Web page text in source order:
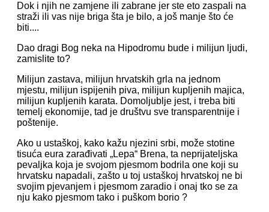
Dok i njih ne zamjene ili zabrane jer ste eto zaspali na
straži ili vas nije briga šta je bilo, a još manje što će
biti....
Dao dragi Bog neka na Hipodromu bude i milijun ljudi,
zamislite to?
Milijun zastava, milijun hrvatskih grla na jednom
mjestu, milijun ispijenih piva, milijun kupljenih majica,
milijun kupljenih karata. Domoljublje jest, i treba biti
temelj ekonomije, tad je društvu sve transparentnije i
poštenije.
Ako u ustaškoj, kako kažu njezini srbi, može stotine
tisuća eura zarađivati „Lepa“ Brena, ta neprijateljska
pevaljka koja je svojom pjesmom bodrila one koji su
hrvatsku napadali, zašto u toj ustaškoj hrvatskoj ne bi
svojim pjevanjem i pjesmom zaradio i onaj tko se za
nju kako pjesmom tako i puškom borio ?